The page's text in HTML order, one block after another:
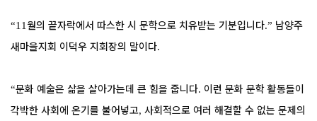
“11 월의 끝자락에서 따스한 시 문학으로 치유받는 기분입니다.” 남양주
새마을지회 이덕우 지회장의 말이다.
“문화 예술은 삶을 살아가는데 큰 힘을 줍니다. 이런 문화 문학 활동들이
각박한 사회에 온기를 불어넣고, 사회적으로 여러 해결할 수 없는 문제의